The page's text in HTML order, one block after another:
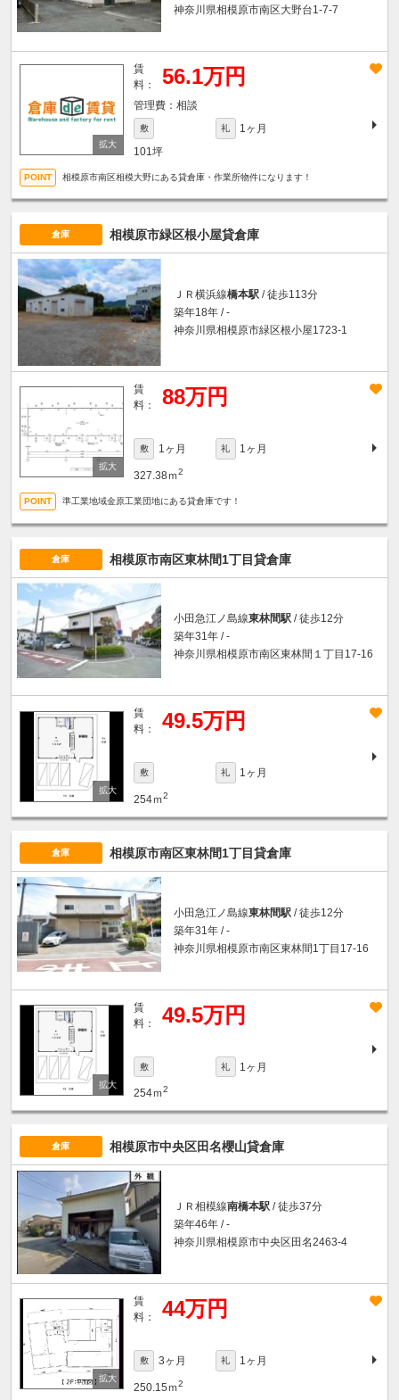
神奈川県相模原市南区大野台1-7-7
賃
料：
56.1万円
相談
敷 礼
1ヶ月
101坪
相模原市南区相模大野にある貸倉庫・作業所物件になります！
倉庫 相模原市緑区根小屋貸倉庫
ＪＲ横浜線橋本駅 / 徒歩113分
築年18年 / -
神奈川県相模原市緑区根小屋1723-1
賃
料：
88万円
敷 1ヶ月 礼 1ヶ月
327.38ｍ2
準工業地域金原工業団地にある貸倉庫です！
倉庫 相模原市南区東林間1丁目貸倉庫
小田急江ノ島線東林間駅 / 徒歩12分
築年31年 / -
神奈川県相模原市南区東林間１丁目17-16
賃
料：
49.5万円
敷 礼 1ヶ月
254ｍ2
倉庫 相模原市南区東林間1丁目貸倉庫
小田急江ノ島線東林間駅 / 徒歩12分
築年31年 / -
神奈川県相模原市南区東林間1丁目17-16
賃
料：
49.5万円
敷 礼 1ヶ月
254ｍ2
倉庫 相模原市中央区田名櫻山貸倉庫
ＪＲ相模線南橋本駅 / 徒歩37分
築年46年 / -
神奈川県相模原市中央区田名2463-4
賃
料：
44万円
敷 3ヶ月 礼 1ヶ月
250.15ｍ2